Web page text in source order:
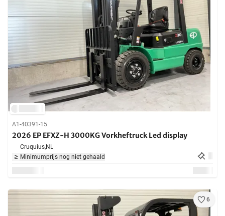
A1-40391-15
2026 EP EFXZ-H 3000KG Vorkheftruck Led display
Cruquius,NL
Minimumprijs nog niet gehaald
6